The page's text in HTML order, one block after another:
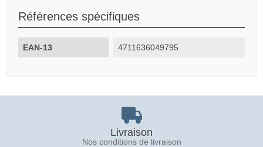
Références spécifiques
EAN-13 4711636049795
Livraison
Nos conditions de livraison